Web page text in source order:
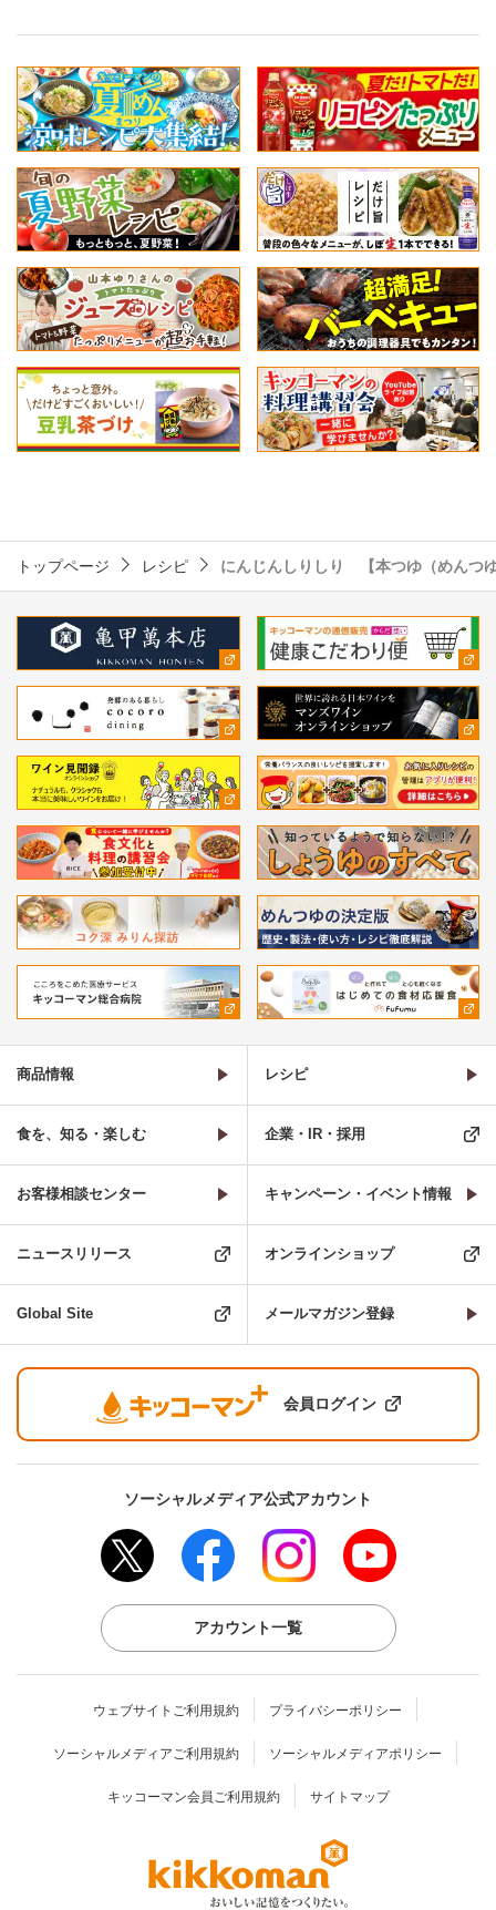
トップページ レシピ にんじんしりしり 【本つゆ（めんつ
商品情報 レシピ
食を、知る・楽しむ 企業・IR・採用
お客様相談センター キャンペーン・イベント情報
ニュースリリース オンラインショップ
Global Site メールマガジン登録
会員ログイン
ソーシャルメディア公式アカウント
アカウント一覧
ウェブサイトご利用規約 プライバシーポリシー
ソーシャルメディアご利用規約 ソーシャルメディアポリシー
キッコーマン会員ご利用規約 サイトマップ